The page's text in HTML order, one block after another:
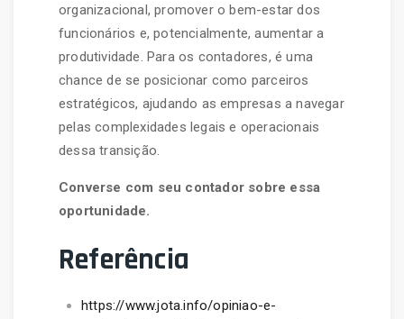
organizacional, promover o bem-estar dos
funcionários e, potencialmente, aumentar a
produtividade. Para os contadores, é uma
chance de se posicionar como parceiros
estratégicos, ajudando as empresas a navegar
pelas complexidades legais e operacionais
dessa transição.
Converse com seu contador sobre essa
oportunidade.
Referência
https://www.jota.info/opiniao-e-